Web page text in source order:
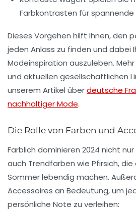
Farbkontrasten für spannende
Dieses Vorgehen hilft Ihnen, den
jeden Anlass zu finden und dabei
Modeinspiration auszuleben.
und aktuellen gesellschaftlichen
unserem Artikel überdeutsche
nachhaltiger Mode.
Die Rolle von Farben und
Farblich dominieren 2024 nicht
auch Trendfarben wie Pfirsich, die
Sommer lebendig machen.
Accessoires an Bedeutung, um
persönliche Note zu verleihen: